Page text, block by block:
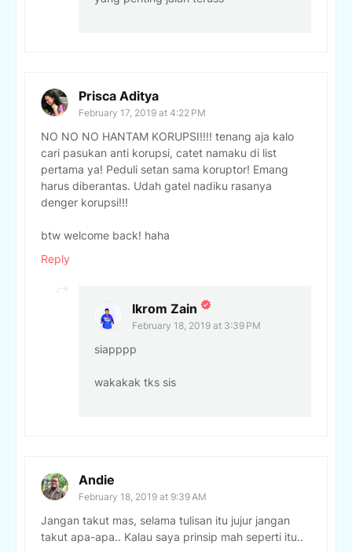
Prisca Aditya
February 17, 2019 at 4:22 PM
NO NO NO HANTAM KORUPSI!!!! tenang aja kalo
cari pasukan anti korupsi, catet namaku di list
pertama ya! Peduli setan sama koruptor! Emang
harus diberantas. Udah gatel nadiku rasanya
denger korupsi!!!
btw welcome back! haha
Reply
Ikrom Zain
February 18, 2019 at 3:39 PM
siapppp
wakakak tks sis
Andie
February 18, 2019 at 9:39 AM
Jangan takut mas, selama tulisan itu jujur jangan
takut apa-apa.. Kalau saya prinsip mah seperti itu..